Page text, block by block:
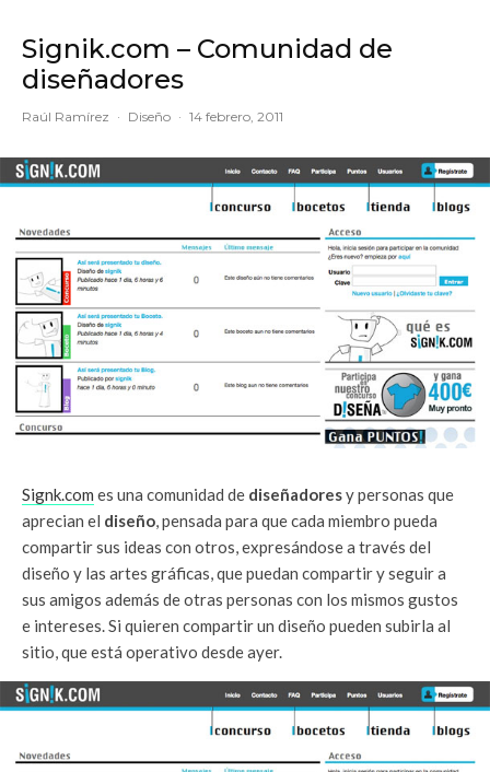
Signik.com – Comunidad de
diseñadores
Raúl Ramírez · Diseño · 14 febrero, 2011
Signk.com es una comunidad de diseñadoresy personas que
aprecian el diseño, pensada para que cada miembro pueda
compartir sus ideas con otros, expresándose a través del
diseño y las artes gráficas, que puedan compartir y seguir a
sus amigos además de otras personas con los mismos gustos
e intereses. Si quieren compartir un diseño pueden subirla al
sitio, que está operativo desde ayer.